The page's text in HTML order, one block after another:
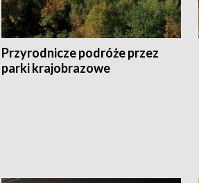
Przyrodnicze podróże przez
parki krajobrazowe